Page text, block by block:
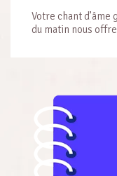
Votre chant d’âme
du matin nous